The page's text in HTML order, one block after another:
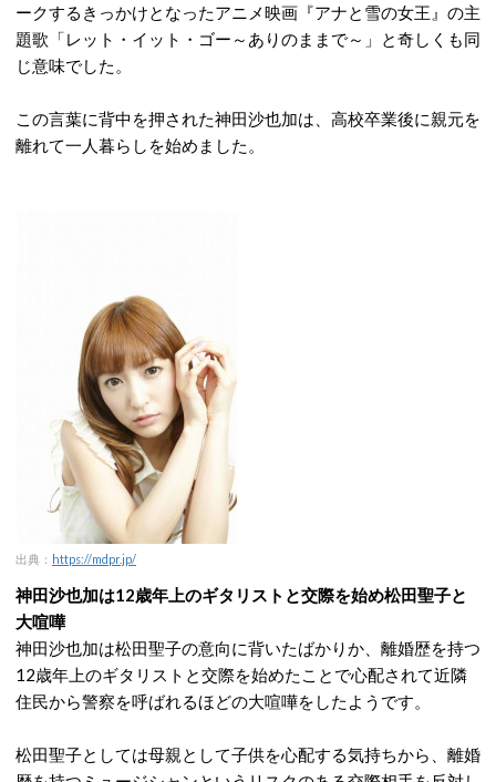
ークするきっかけとなったアニメ映画『アナと雪の女王』の主
題歌「レット・イット・ゴー～ありのままで～」と奇しくも同
じ意味でした。
この言葉に背中を押された神田沙也加は、高校卒業後に親元を
離れて一人暮らしを始めました。
出典： https://mdpr.jp/
神田沙也加は12歳年上のギタリストと交際を始め松田聖子と
大喧嘩
神田沙也加は松田聖子の意向に背いたばかりか、離婚歴を持つ
12歳年上のギタリストと交際を始めたことで心配されて近隣
住民から警察を呼ばれるほどの大喧嘩をしたようです。
松田聖子としては母親として子供を心配する気持ちから、離婚